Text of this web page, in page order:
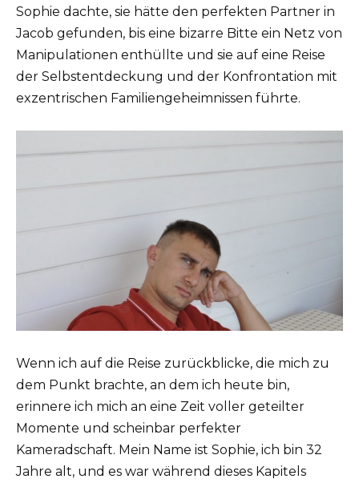
Sophie dachte, sie hätte den perfekten Partner in
Jacob gefunden, bis eine bizarre Bitte ein Netz von
Manipulationen enthüllte und sie auf eine Reise
der Selbstentdeckung und der Konfrontation mit
exzentrischen Familiengeheimnissen führte.
Wenn ich auf die Reise zurückblicke, die mich zu
dem Punkt brachte, an dem ich heute bin,
erinnere ich mich an eine Zeit voller geteilter
Momente und scheinbar perfekter
Kameradschaft. Mein Name ist Sophie, ich bin 32
Jahre alt, und es war während dieses Kapitels